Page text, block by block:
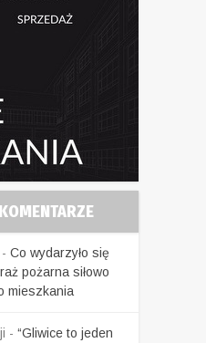
- Co wydarzyło się
pożarna siłowo
mieszkania
- “Gliwice to jeden